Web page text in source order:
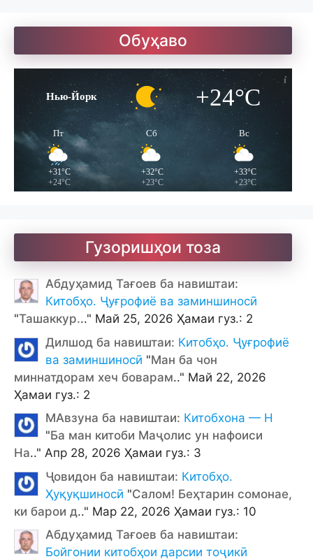
Обуҳаво
Нью-Йорк +24°C
Пт
+31°C
+24°C
Сб
+32°C
+23°C
Вс
+33°C
+23°C
Гузоришҳои тоза
Абдуҳамид Тағоев ба навиштаи:
Китобҳо. Ҷуғрофиё ва заминшиносӣ
"Ташаккур..." Май 25, 2026 Ҳамаи гуз.: 2
Дилшод ба навиштаи: Китобҳо. Ҷуғрофиё
ва заминшиносӣ "Ман ба чон
миннатдорам хеч боварам.." Май 22, 2026
Ҳамаи гуз.: 2
МАвзуна ба навиштаи: Китобхона — Н
"Ба ман китоби Маҷолис ун нафоиси
На.." Апр 28, 2026 Ҳамаи гуз.: 3
Ҷовидон ба навиштаи: Китобҳо.
Ҳуқуқшиносӣ "Салом! Беҳтарин сомонае,
ки барои д.." Мар 22, 2026 Ҳамаи гуз.: 10
Абдуҳамид Тағоев ба навиштаи:
Бойгонии китобҳои дарсии тоҷикӣ